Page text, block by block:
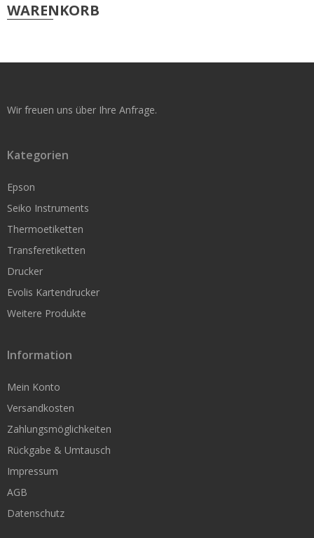
Papieretiketten 76mm Kern
Farbbänder
Wachs-Farbbänder
Harz-Farbbänder
Farbetikettendrucker Epson ColorWorks
Kompaktdrucker
Smart Label Printer
WARENKORB
Wir freuen uns über Ihre Anfrage.
Kategorien
Epson
Seiko Instruments
Thermoetiketten
Transferetiketten
Drucker
Evolis Kartendrucker
Weitere Produkte
Information
Mein Konto
Versandkosten
Zahlungsmöglichkeiten
Rückgabe & Umtausch
Impressum
AGB
Datenschutz